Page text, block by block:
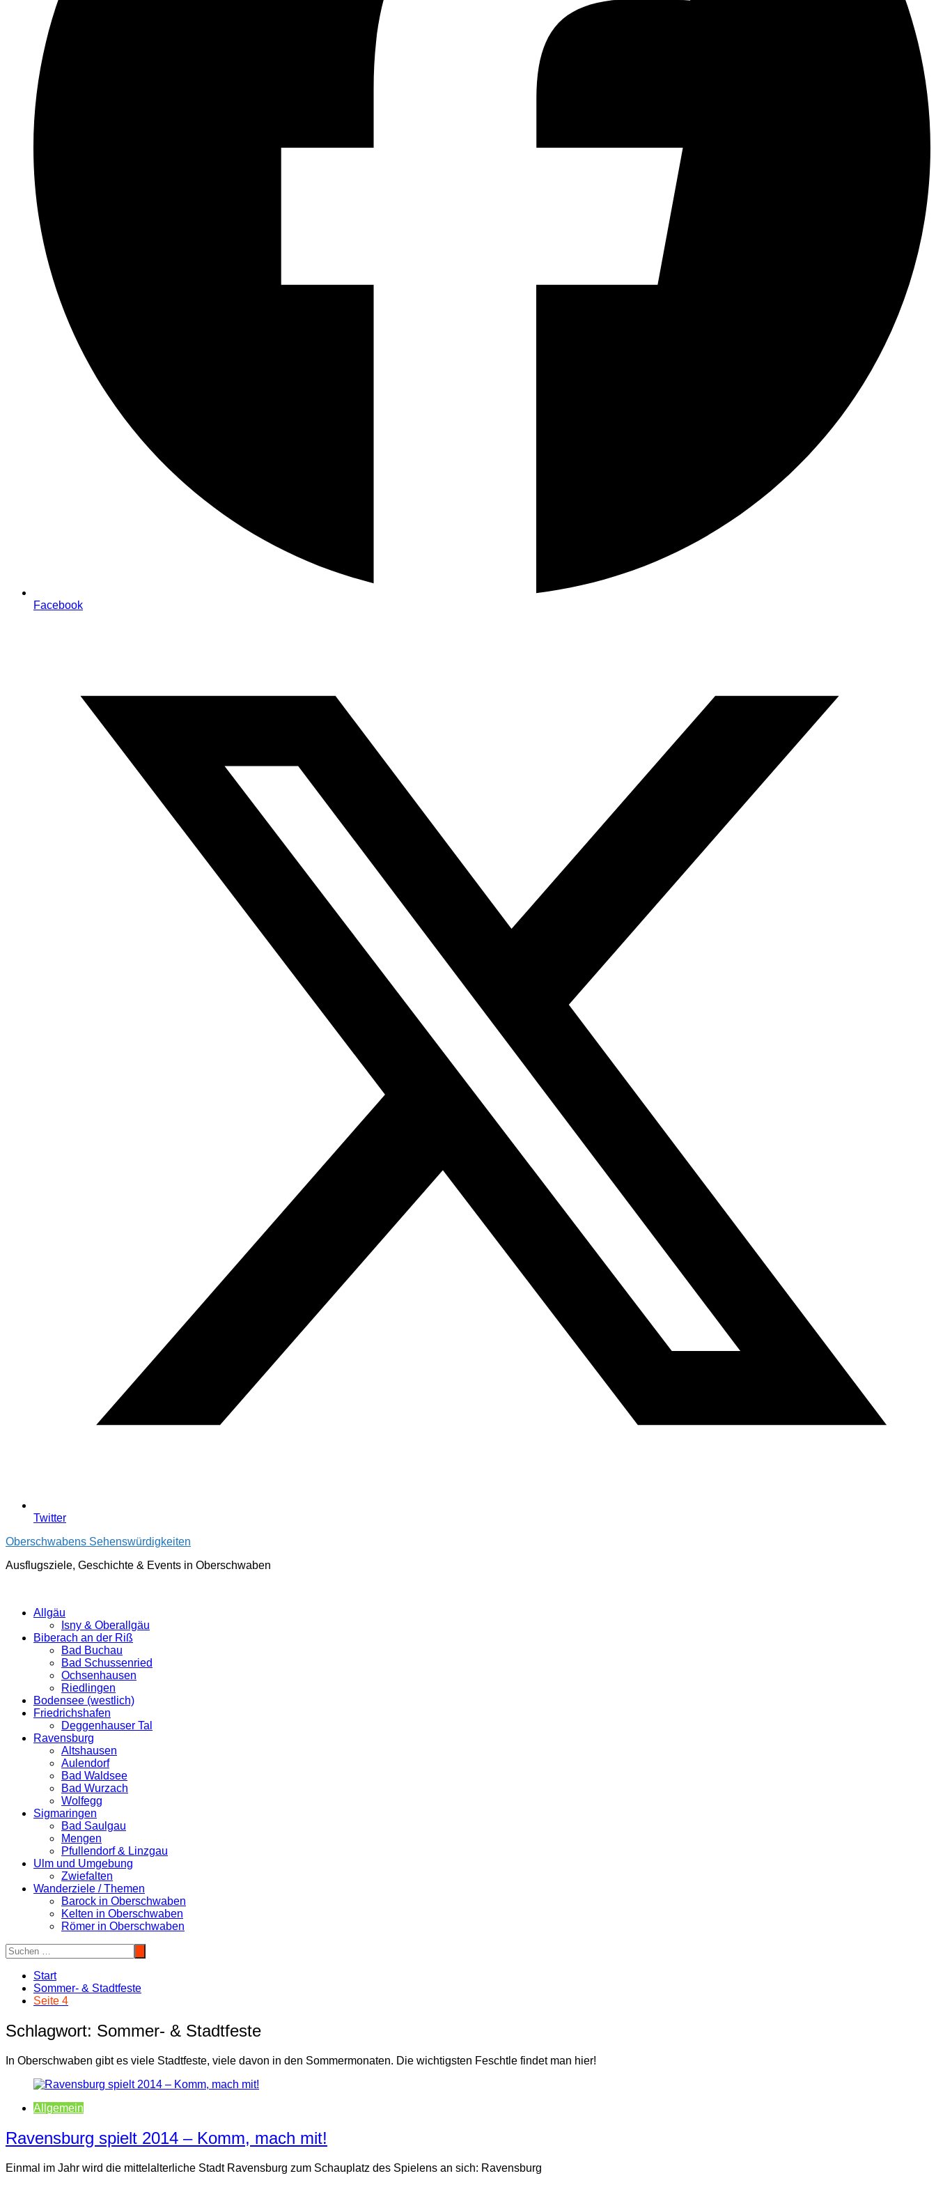
Facebook
Twitter
Oberschwabens Sehenswürdigkeiten
Ausflugsziele, Geschichte & Events in Oberschwaben
Allgäu
Isny & Oberallgäu
Biberach an der Riß
Bad Buchau
Bad Schussenried
Ochsenhausen
Riedlingen
Bodensee (westlich)
Friedrichshafen
Deggenhauser Tal
Ravensburg
Altshausen
Aulendorf
Bad Waldsee
Bad Wurzach
Wolfegg
Sigmaringen
Bad Saulgau
Mengen
Pfullendorf & Linzgau
Ulm und Umgebung
Zwiefalten
Wanderziele / Themen
Barock in Oberschwaben
Kelten in Oberschwaben
Römer in Oberschwaben
Start
Sommer- & Stadtfeste
Seite 4
Schlagwort: Sommer- & Stadtfeste
In Oberschwaben gibt es viele Stadtfeste, viele davon in den Sommermonaten. Die wichtigsten Feschtle findet man hier!
Allgemein
Ravensburg spielt 2014 – Komm, mach mit!
Einmal im Jahr wird die mittelalterliche Stadt Ravensburg zum Schauplatz des Spielens an sich: Ravensburg